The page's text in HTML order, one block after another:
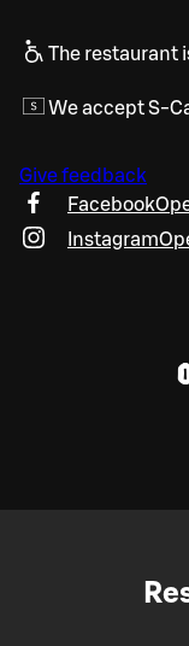
The restaurant
We accept S-
Give feedback
Facebook
Instagram